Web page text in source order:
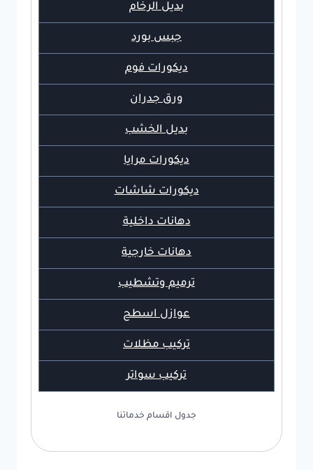
بديل الرخام
جبس بورد
ديكورات فوم
ورق جدران
بديل الخشب
ديكورات مرايا
ديكورات شاشات
دهانات داخلية
دهانات خارجية
ترميم وتشطيب
عوازل اسطح
تركيب مظلات
تركيب سواتر
جدول اقسام خدماتنا